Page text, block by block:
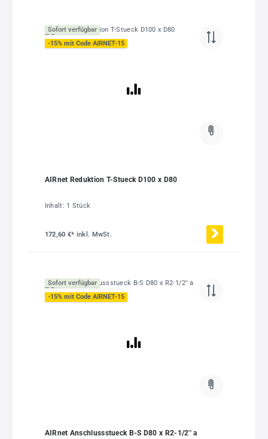
Sofort verfügbar
-15% mit Code AIRNET-15
AIRnet Reduktion T-Stueck D100 x D80
Inhalt: 1 Stück
172,60 €* inkl. MwSt.
Sofort verfügbar
-15% mit Code AIRNET-15
AIRnet Anschlussstueck B-S D80 x R2-1/2'' a